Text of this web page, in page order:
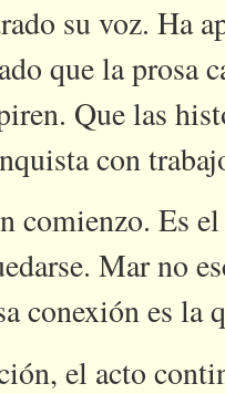
su voz. Ha
que la prosa
Que las
con
comienzo. Es
Mar no
conexión es la
el acto